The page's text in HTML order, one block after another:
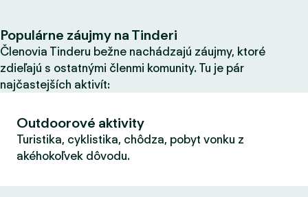
Populárne záujmy na Tinderi
Členovia Tinderu bežne nachádzajú záujmy, ktoré
zdieľajú s ostatnými členmi komunity. Tu je pár
najčastejších aktivít:
Outdoorové aktivity
Turistika, cyklistika, chôdza, pobyt vonku z
akéhokoľvek dôvodu.